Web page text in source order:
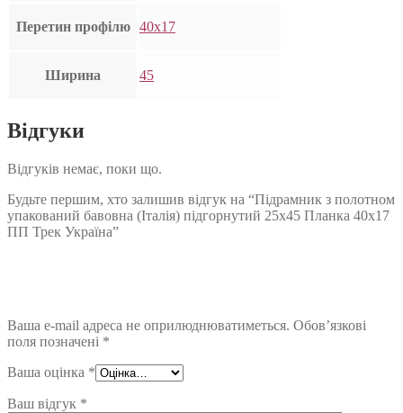
Перетин профілю 40х17
Ширина 45
Відгуки
Відгуків немає, поки що.
Будьте першим, хто залишив відгук на “Підрамник з полотном
упакований бавовна (Італія) підгорнутий 25х45 Планка 40х17
ПП Трек Україна”
Ваша e-mail адреса не оприлюднюватиметься. Обов’язкові
поля позначені *
Ваша оцінка *
Ваш відгук *